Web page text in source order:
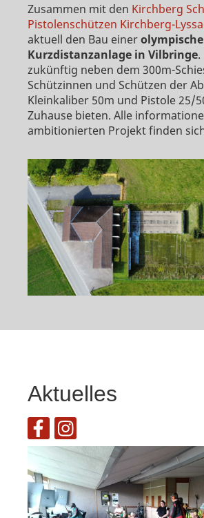
Zusammen mit den Kirchberg
Pistolenschützen Kirchberg-
aktuell den Bau einer
Kurzdistanzanlage in Vilbringe.
zukünftig neben dem 300m-
Schützinnen und Schützen der
Kleinkaliber 50m und Pistole 25/
Zuhause bieten. Alle
ambitionierten Projekt finden
Aktuelles